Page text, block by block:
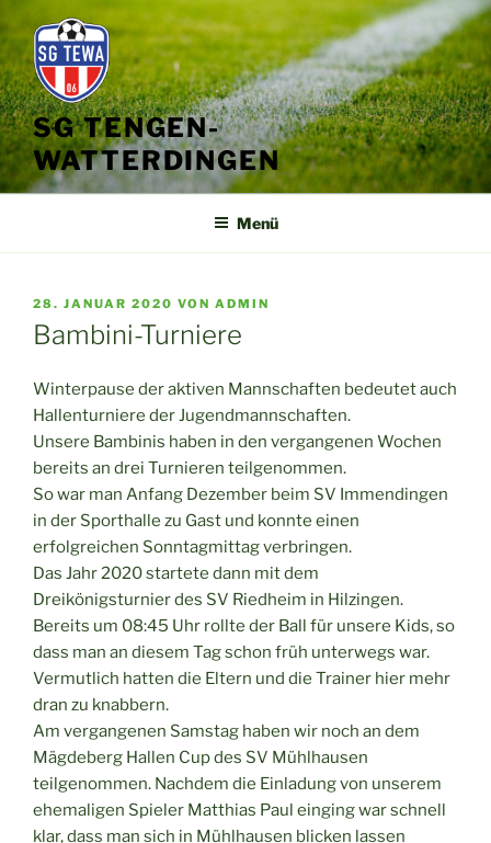
Inhalt
springen
SG TENGEN-
WATTERDINGEN
Menü
VERÖFFENTLICHT
AM
28. JANUAR 2020 VON ADMIN
Bambini-Turniere
Winterpause der aktiven Mannschaften bedeutet auch
Hallenturniere der Jugendmannschaften.
Unsere Bambinis haben in den vergangenen Wochen
bereits an drei Turnieren teilgenommen.
So war man Anfang Dezember beim SV Immendingen
in der Sporthalle zu Gast und konnte einen
erfolgreichen Sonntagmittag verbringen.
Das Jahr 2020 startete dann mit dem
Dreikönigsturnier des SV Riedheim in Hilzingen.
Bereits um 08:45 Uhr rollte der Ball für unsere Kids, so
dass man an diesem Tag schon früh unterwegs war.
Vermutlich hatten die Eltern und die Trainer hier mehr
dran zu knabbern.
Am vergangenen Samstag haben wir noch an dem
Mägdeberg Hallen Cup des SV Mühlhausen
teilgenommen. Nachdem die Einladung von unserem
ehemaligen Spieler Matthias Paul einging war schnell
klar, dass man sich in Mühlhausen blicken lassen